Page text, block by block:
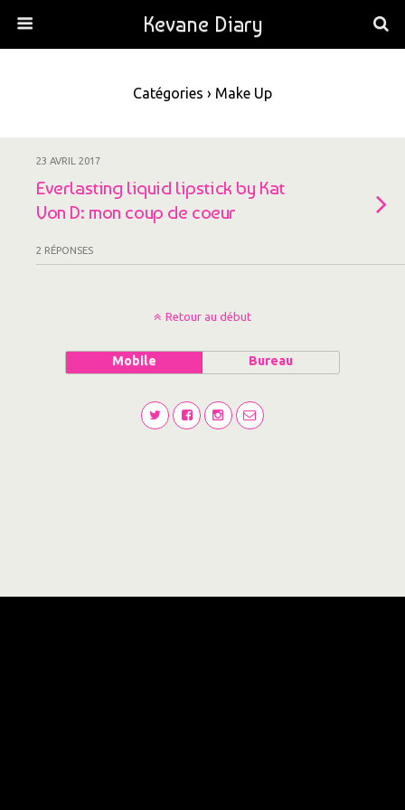
Kevane Diary
Catégories › Make Up
23 AVRIL 2017
Everlasting liquid lipstick by Kat
Von D: mon coup de coeur
2 RÉPONSES
Retour au début
Mobile Bureau